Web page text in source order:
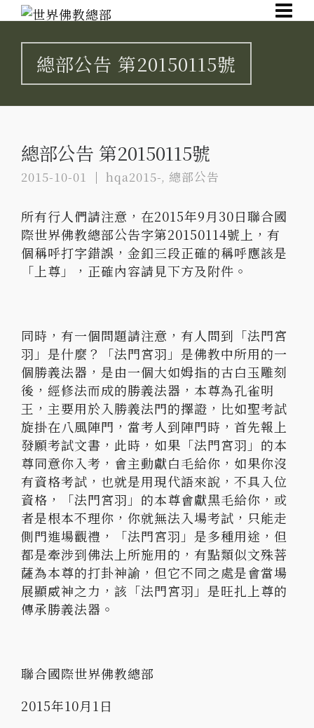
總部公告 第20150115號
總部公告 第20150115號
2015-10-01 hqa2015-, 總部公告
所有行人們請注意，在2015年9月30日聯合國
際世界佛教總部公告字第20150114號上，有
個稱呼打字錯誤，金釦三段正確的稱呼應該是
「上尊」，正確內容請見下方及附件。
同時，有一個問題請注意，有人問到「法門宮
羽」是什麼？「法門宮羽」是佛教中所用的一
個勝義法器，是由一個大如姆指的古白玉雕刻
後，經修法而成的勝義法器，本尊為孔雀明
王，主要用於入勝義法門的擇證，比如聖考試
旋掛在八風陣門，當考人到陣門時，首先報上
發願考試文書，此時，如果「法門宮羽」的本
尊同意你入考，會主動獻白毛給你，如果你沒
有資格考試，也就是用現代語來說，不具入位
資格，「法門宮羽」的本尊會獻黑毛給你，或
者是根本不理你，你就無法入場考試，只能走
側門進場觀禮，「法門宮羽」是多種用途，但
都是牽涉到佛法上所施用的，有點類似文殊菩
薩為本尊的打卦神諭，但它不同之處是會當場
展顯威神之力，該「法門宮羽」是旺扎上尊的
傳承勝義法器。
聯合國際世界佛教總部
2015年10月1日